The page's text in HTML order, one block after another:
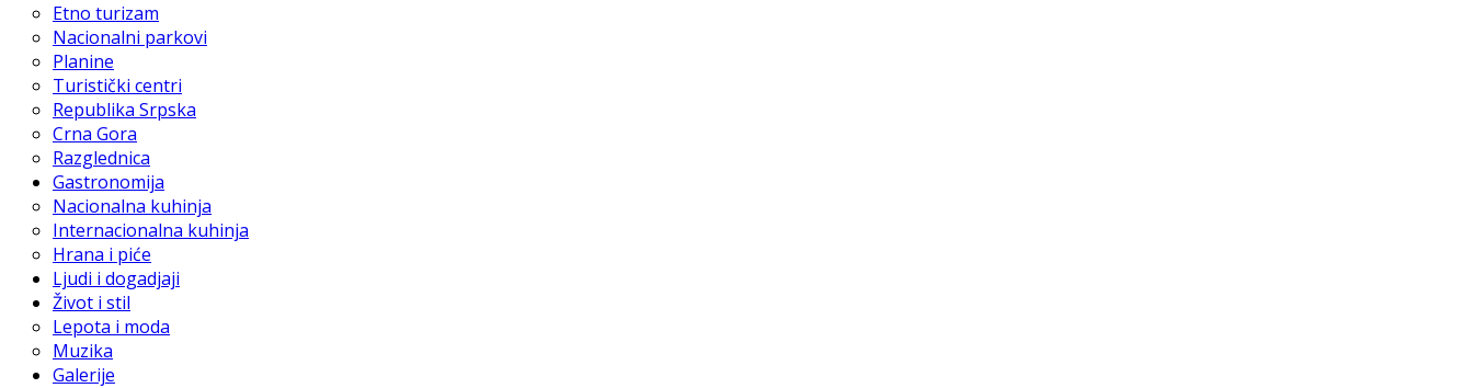
Etno turizam
Nacionalni parkovi
Planine
Turistički centri
Republika Srpska
Crna Gora
Razglednica
Gastronomija
Nacionalna kuhinja
Internacionalna kuhinja
Hrana i piće
Ljudi i dogadjaji
Život i stil
Lepota i moda
Muzika
Galerije